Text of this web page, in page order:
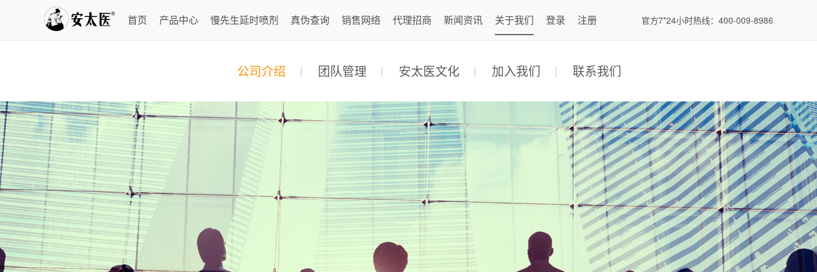
首页 产品中心 慢先生延时喷剂 真伪查询 销售网络 代理招商 新闻资讯 关于我们 登录 注册 官方7*24小时热线：400-009-8986
公司介绍 团队管理 安太医文化 加入我们 联系我们